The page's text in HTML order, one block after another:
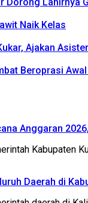
Naik Kelas
Ajakan
Beroprasi
Anggaran
Kabupaten
Daerah di